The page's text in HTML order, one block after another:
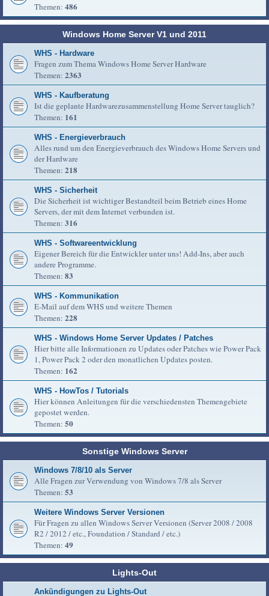
Themen: 486
Windows Home Server V1 und 2011
WHS - Hardware
Fragen zum Thema Windows Home Server Hardware
Themen: 2363
WHS - Kaufberatung
Ist die geplante Hardwarezusammenstellung Home Server tauglich?
Themen: 161
WHS - Energieverbrauch
Alles rund um den Energieverbrauch des Windows Home Servers und
der Hardware
Themen: 218
WHS - Sicherheit
Die Sicherheit ist wichtiger Bestandteil beim Betrieb eines Home
Servers, der mit dem Internet verbunden ist.
Themen: 316
WHS - Softwareentwicklung
Eigener Bereich für die Entwickler unter uns! Add-Ins, aber auch
andere Programme.
Themen: 83
WHS - Kommunikation
E-Mail auf dem WHS und weitere Themen
Themen: 228
WHS - Windows Home Server Updates / Patches
Hier bitte alle Informationen zu Updates oder Patches wie Power Pack
1, Power Pack 2 oder den monatlichen Updates posten.
Themen: 162
WHS - HowTos / Tutorials
Hier können Anleitungen für die verschiedensten Themengebiete
gepostet werden.
Themen: 50
Sonstige Windows Server
Windows 7/8/10 als Server
Alle Fragen zur Verwendung von Windows 7/8 als Server
Themen: 53
Weitere Windows Server Versionen
Für Fragen zu allen Windows Server Versionen (Server 2008 / 2008
R2 / 2012 / etc., Foundation / Standard / etc.)
Themen: 49
Lights-Out
Ankündigungen zu Lights-Out